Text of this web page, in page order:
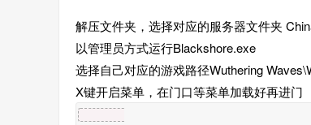
解压文件夹，选择对应的服务器文件夹
以管理员方式运行Blackshore.exe
选择自己对应的游戏路径Wuthering
X键开启菜单，在门口等菜单加载好再进门